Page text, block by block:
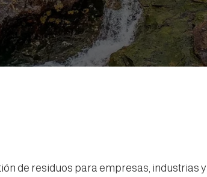
de residuos para empresas, industrias y